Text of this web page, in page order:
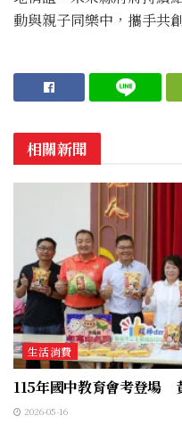
動與親子同樂中，攜手共
相關新聞
生活消費
115年國中教育會考登場
2026-05-16